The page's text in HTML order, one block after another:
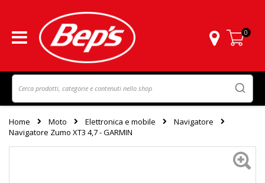
Carrello
0
Home Moto Elettronica e mobile
Navigatore
Navigatore Zumo XT3 4,7 - GARMIN